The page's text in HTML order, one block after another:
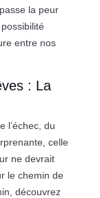
la peur
entre nos
: La
l’échec, du
celle
ne devrait
le chemin de
découvrez